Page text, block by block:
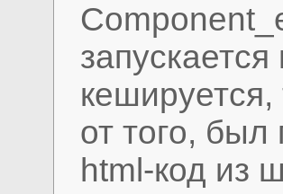
кешируется,
от того, был
html-код из